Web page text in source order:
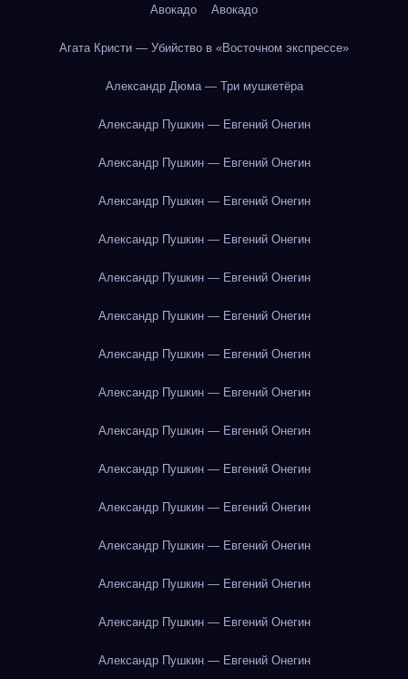
Авокадо Авокадо
Агата Кристи — Убийство в «Восточном экспрессе»
Александр Дюма — Три мушкетёра
Александр Пушкин — Евгений Онегин
Александр Пушкин — Евгений Онегин
Александр Пушкин — Евгений Онегин
Александр Пушкин — Евгений Онегин
Александр Пушкин — Евгений Онегин
Александр Пушкин — Евгений Онегин
Александр Пушкин — Евгений Онегин
Александр Пушкин — Евгений Онегин
Александр Пушкин — Евгений Онегин
Александр Пушкин — Евгений Онегин
Александр Пушкин — Евгений Онегин
Александр Пушкин — Евгений Онегин
Александр Пушкин — Евгений Онегин
Александр Пушкин — Евгений Онегин
Александр Пушкин — Евгений Онегин